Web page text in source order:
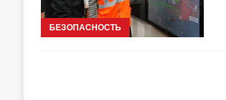
БЕЗОПАСНОСТЬ